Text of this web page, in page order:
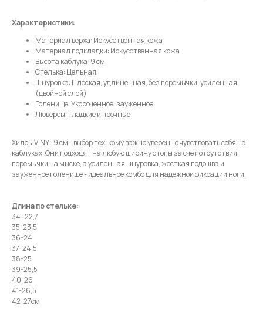
Характеристики:
Материал верха: Искусственная кожа
Материал подкладки: Искусственная кожа
Высота каблука: 9 см
Стелька: Цельная
Шнуровка: Плоская, удлиненная, без перемычки, усиленная
(двойной слой)
Голенище: Укороченное, зауженное
Люверсы: гладкие и прочные
Хилсы VINYL 9 см - выбор тех, кому важно уверенно чувствовать себя на
каблуках. Они подходят на любую ширину стопы за счет отсутствия
перемычки на мыске, а усиленная шнуровка, жесткая подошва и
зауженное голенище - идеальное комбо для надежной фиксации ноги.
Длина по стельке:
34- 22,7
35-23,5
36-24
37-24,5
38-25
39-25,5
40-26
41-26,5
42-27см